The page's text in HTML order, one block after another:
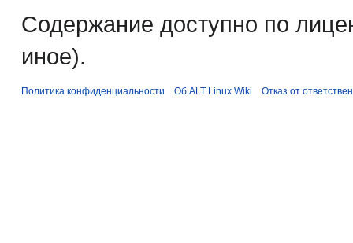
Содержание доступно по
иное).
Политика конфиденциальности Об ALT Linux Wiki Отказ от